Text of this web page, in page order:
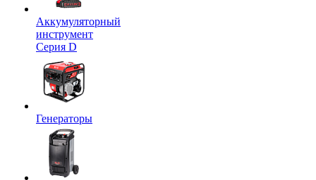
Аккумуляторный
инструмент
Серия D
Генераторы